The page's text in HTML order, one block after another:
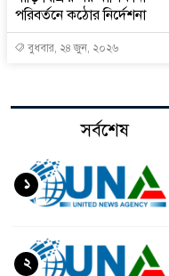
পরিবর্তনে কঠোর নির্দেশনা
বুধবার, ২৪ জুন, ২০২৬
সর্বশেষ
১
২